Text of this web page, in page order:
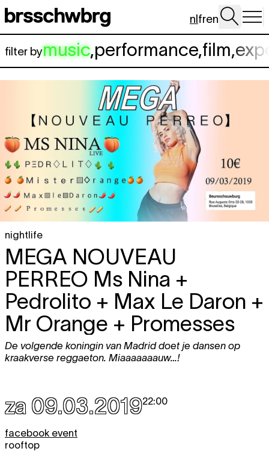
Spring naar hoofdinhoud
nlfren
filter bymusic,performance,film,
nightlife
MEGA NOUVEAU
PERREO Ms Nina +
Pedrolito + Max Le Daron +
Mr Orange + Promesses
De volgende koningin van Madrid doet je dansen op
kraakverse reggaeton. Miaaaaaaauw…!
za 09.03.201922:00
facebook event
rooftop